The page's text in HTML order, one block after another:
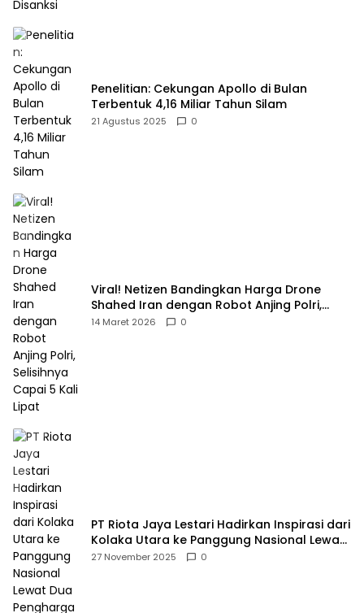
Penelitian: Cekungan Apollo di Bulan
Terbentuk 4,16 Miliar Tahun Silam
21 Agustus 2025 0
Viral! Netizen Bandingkan Harga Drone
Shahed Iran dengan Robot Anjing Polri,
Selisihnya Capai 5 Kali Lipat
14 Maret 2026 0
PT Riota Jaya Lestari Hadirkan Inspirasi dari
Kolaka Utara ke Panggung Nasional Lewat
Dua Penghargaan Bergengsi
27 November 2025 0